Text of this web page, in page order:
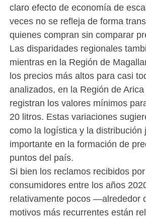
claro efecto de economía de
veces no se refleja de forma
quienes compran sin comparar
Las disparidades regionales
mientras en la Región de
los precios más altos para casi
analizados, en la Región de
registran los valores mínimos
20 litros. Estas variaciones
como la logística y la distribución
importante en la formación de
puntos del país.
Si bien los reclamos recibidos
consumidores entre los años
relativamente pocos —alrededor
motivos más recurrentes están